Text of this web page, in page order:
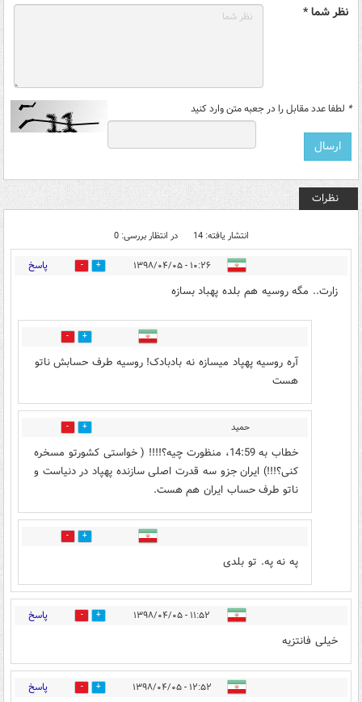
نظر شما *
* لطفا عدد مقابل را در جعبه متن وارد کنید
نظرات
انتشار یافته: 14 در انتظار بررسی: 0
۱۰:۲۶ - ۱۳۹۸/۰۴/۰۵ 23 پاسخ
زارت.. مگه روسیه هم بلده پهباد بسازه
45
آره روسیه پهپاد میسازه نه بادبادک! روسیه طرف حسابش ناتو
هست
حمید 12
خطاب به 14:59، منظورت چیه؟!!!! ( خواستی کشورتو مسخره
کنی؟!!!) ایران جزو سه قدرت اصلی سازنده پهپاد در دنیاست و
ناتو طرف حساب ایران هم هست.
2
په نه په. تو بلدی
۱۱:۵۲ - ۱۳۹۸/۰۴/۰۵ 38 پاسخ
خیلی فانتزیه
۱۲:۵۲ - ۱۳۹۸/۰۴/۰۵ 28 پاسخ